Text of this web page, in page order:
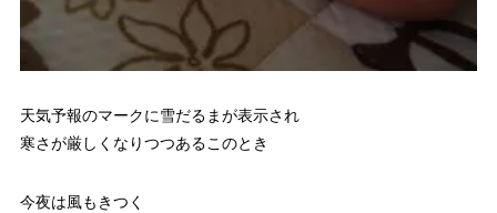
天気予報のマークに雪だるまが表示され
寒さが厳しくなりつつあるこのとき
今夜は風もきつく